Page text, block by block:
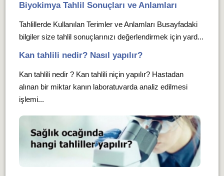
Biyokimya Tahlil Sonuçları ve Anlamları
Tahlillerde Kullanılan Terimler ve Anlamları Busayfadaki
bilgiler size tahlil sonuçlarınızı değerlendirmek için yard...
Kan tahlili nedir? Nasıl yapılır?
Kan tahlili nedir ? Kan tahlili niçin yapılır? Hastadan
alınan bir miktar kanın laboratuvarda analiz edilmesi
işlemi...